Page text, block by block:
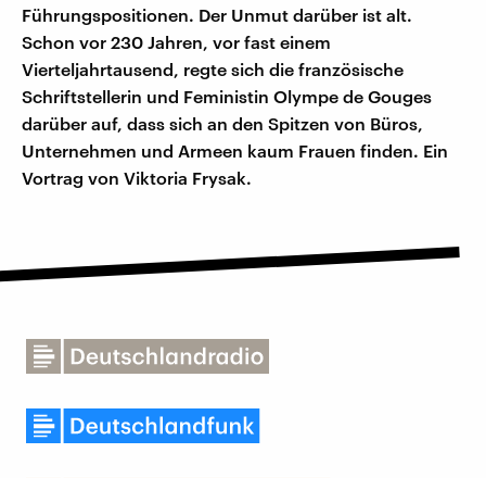
Führungspositionen. Der Unmut darüber ist alt.
Schon vor 230 Jahren, vor fast einem
Vierteljahrtausend, regte sich die französische
Schriftstellerin und Feministin Olympe de Gouges
darüber auf, dass sich an den Spitzen von Büros,
Unternehmen und Armeen kaum Frauen finden. Ein
Vortrag von Viktoria Frysak.